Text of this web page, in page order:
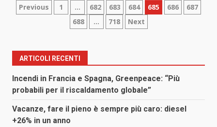
Paginazione
articoli
Previous 1 … 682 683 684 685 686
687
688
… 718 Next
ARTICOLI RECENTI
Incendi in Francia e Spagna, Greenpeace: “Più
probabili per il riscaldamento globale”
Vacanze, fare il pieno è sempre più caro: diesel
+26% in un anno